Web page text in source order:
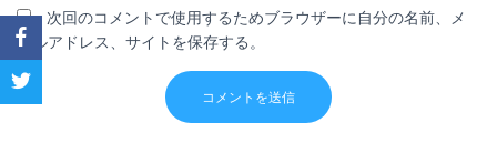
次回のコメントで使用するためブラウザーに自分の名前、メ
ールアドレス、サイトを保存する。